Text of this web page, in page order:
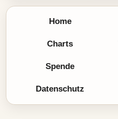
Home
Charts
Spende
Datenschutz